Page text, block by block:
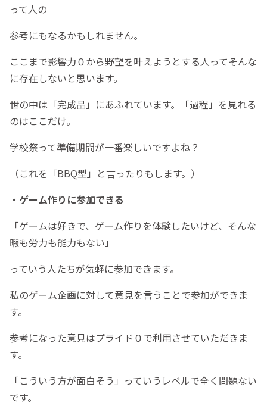
って人の
参考にもなるかもしれません。
ここまで影響力０から野望を叶えようとする人ってそんな
に存在しないと思います。
世の中は「完成品」にあふれています。「過程」を見れる
のはここだけ。
学校祭って準備期間が一番楽しいですよね？
（これを「BBQ型」と言ったりもします。）
・ゲーム作りに参加できる
「ゲームは好きで、ゲーム作りを体験したいけど、そんな
暇も労力も能力もない」
っていう人たちが気軽に参加できます。
私のゲーム企画に対して意見を言うことで参加ができま
す。
参考になった意見はプライド０で利用させていただきま
す。
「こういう方が面白そう」っていうレベルで全く問題ない
です。